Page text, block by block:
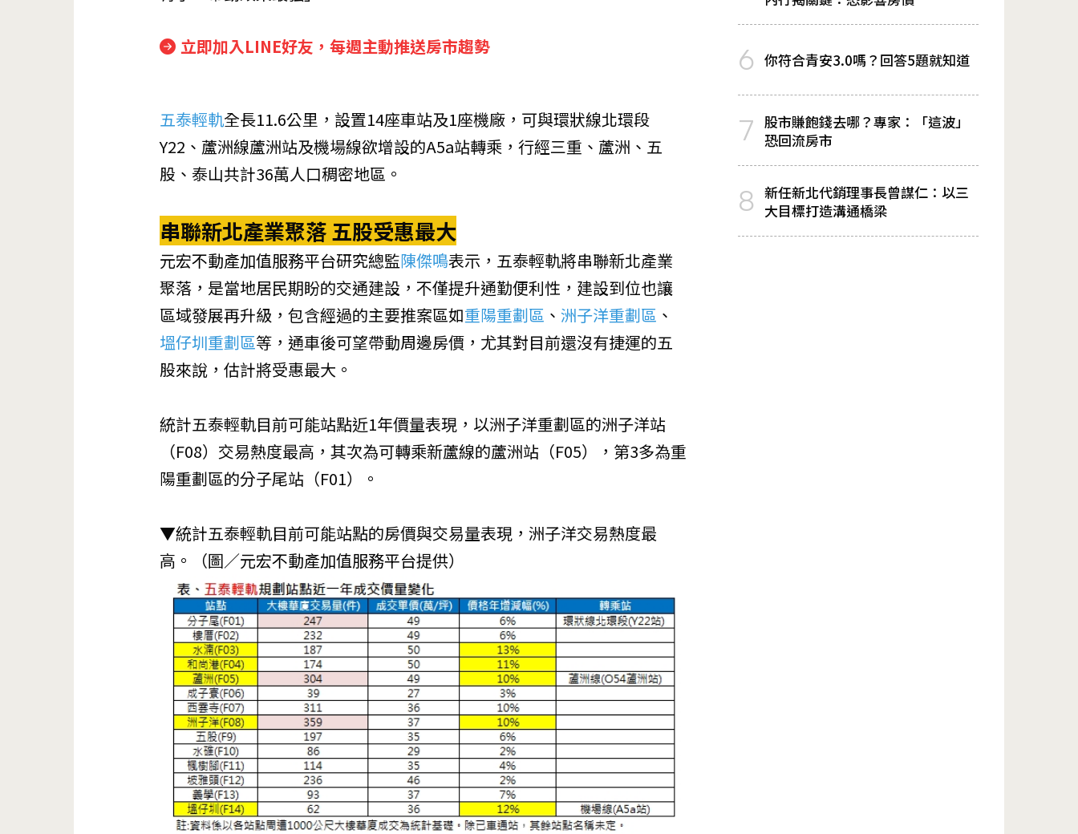
立即加入LINE好友，每週主動推送房市趨勢
五泰輕軌全長11.6公里，設置14座車站及1座機廠，可與環狀線北環段
Y22、蘆洲線蘆洲站及機場線欲增設的A5a站轉乘，行經三重、蘆洲、五
股、泰山共計36萬人口稠密地區。
串聯新北產業聚落五股受惠最大
元宏不動產加值服務平台研究總監陳傑鳴表示，五泰輕軌將串聯新北產業
聚落，是當地居民期盼的交通建設，不僅提升通勤便利性，建設到位也讓
區域發展再升級，包含經過的主要推案區如重陽重劃區 、 洲子洋重劃區 、
塭仔圳重劃區等，通車後可望帶動周邊房價，尤其對目前還沒有捷運的五
股來說，估計將受惠最大。
統計五泰輕軌目前可能站點近1年價量表現，以洲子洋重劃區的洲子洋站
（F08）交易熱度最高，其次為可轉乘新蘆線的蘆洲站（F05），第3多為重
陽重劃區的分子尾站（F01）。
▼統計五泰輕軌目前可能站點的房價與交易量表現，洲子洋交易熱度最
高。（圖／元宏不動產加值服務平台提供）
6 你符合青安3.0嗎？回答5題就知道
7 股市賺飽錢去哪？專家：「這波」
恐回流房市
8 新任新北代銷理事長曾謀仁：以三
大目標打造溝通橋梁